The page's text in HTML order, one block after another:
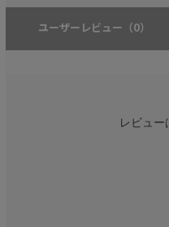
ユーザーレビュー （0）
レビュー